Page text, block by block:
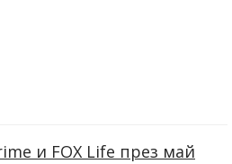
и FOX Life през май